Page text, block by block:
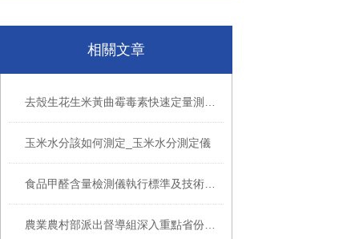
相關文章
玉米水分該如何測定_玉米水分測定儀